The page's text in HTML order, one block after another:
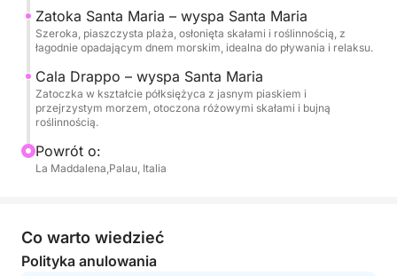
części Morza Śródziemnego, ciesząc się całkowitym
bezpieczeństwem i komfortem.
Zarezerwuj miejsce już teraz i wyrusz z nami w
podróż do rajskiego zakątka!
Zatoka Santa Maria – wyspa Santa Maria
Szeroka, piaszczysta plaża, osłonięta skałami i roślinnością, z
łagodnie opadającym dnem morskim, idealna do pływania i relaksu.
Cala Drappo – wyspa Santa Maria
Zatoczka w kształcie półksiężyca z jasnym piaskiem i
przejrzystym morzem, otoczona różowymi skałami i bujną
roślinnością.
Powrót o:
La Maddalena,Palau, Italia
Co warto wiedzieć
Polityka anulowania